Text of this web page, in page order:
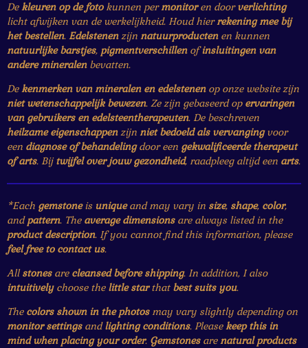
Dekleuren op de fotokunnen permonitoren doorverlichting
licht afwijken van de werkelijkheid. Houd hierrekening mee bij
het bestellen. Edelstenenzijn natuurproductenen kunnen
natuurlijke barstjes, pigmentverschillenofinsluitingen van
andere mineralenbevatten.
Dekenmerken van mineralen en edelstenenop onze website zijn
niet wetenschappelijk bewezen. Ze zijn gebaseerd op ervaringen
van gebruikers en edelsteentherapeuten. De beschreven
heilzame eigenschappenzijn niet bedoeld als vervangingvoor
een diagnose of behandelingdoor een gekwalificeerde therapeut
of arts. Bijtwijfel over jouw gezondheid, raadpleeg altijd een arts.
*Each gemstoneis uniqueand may vary in size, shape, color,
andpattern. The average dimensionsare always listed in the
product description. If you cannot find this information, please
feel free to contact us.
Allstonesare cleansed before shipping. In addition, I also
intuitivelychoose the little starthat best suits you.
The colors shown in the photosmay vary slightly depending on
monitor settingsandlighting conditions. Pleasekeep this in
mind when placing your order. Gemstonesarenatural products